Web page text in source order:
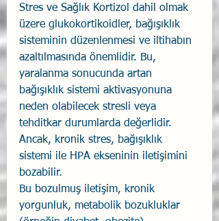
Stres ve Sağlık Kortizol dahil olmak
üzere glukokortikoidler, bağışıklık
sisteminin düzenlenmesi ve iltihabın
azaltılmasında önemlidir. Bu,
yaralanma sonucunda artan
bağışıklık sistemi aktivasyonuna
neden olabilecek stresli veya
tehditkar durumlarda değerlidir.
Ancak, kronik stres, bağışıklık
sistemi ile HPA ekseninin iletişimini
bozabilir.
Bu bozulmuş iletişim, kronik
yorgunluk, metabolik bozukluklar